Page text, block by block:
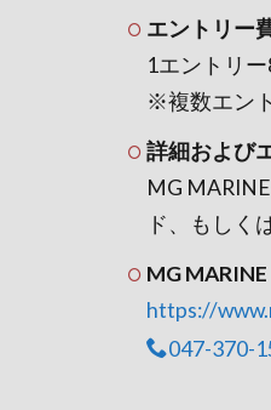
エントリー
1エントリ
※複数エン
詳細および
MG
ド、もしく
MG MARINE
https://
047-370-